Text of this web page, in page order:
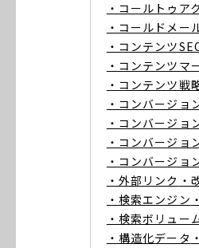
・コールトゥア
・コールドメー
・コンテンツ
・コンテンツマ
・コンテンツ戦
・コンバージョ
・コンバージョ
・コンバージョ
・コンバージョ
・外部リンク ・
・検索エンジン
・検索ボリュー
・構造化データ